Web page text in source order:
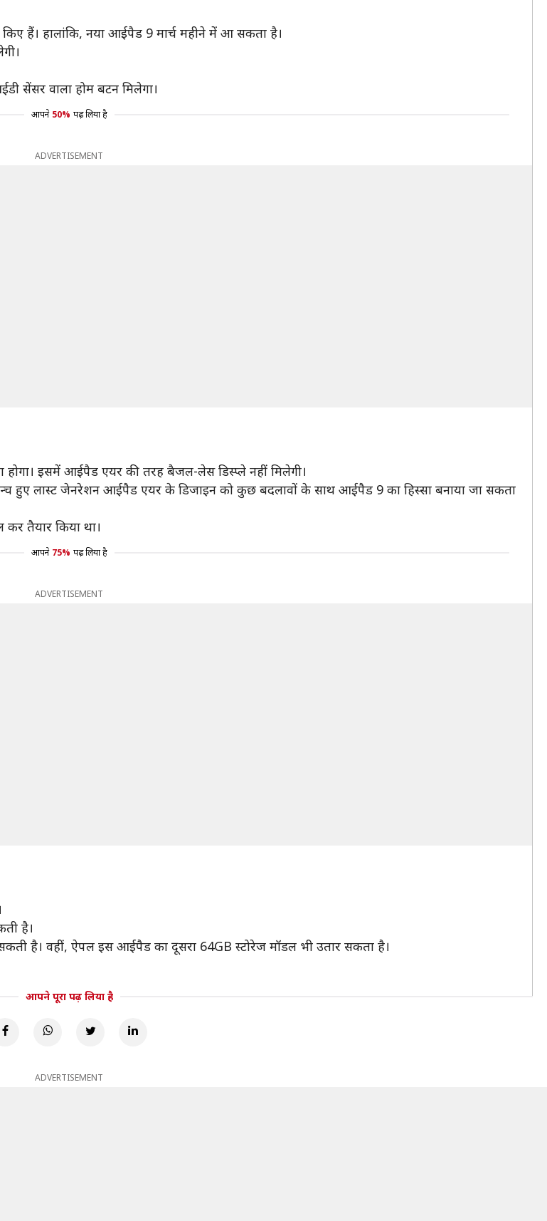
हैं। हालांकि, नया आईपैड 9 मार्च महीने में आ सकता है।
सेंसर वाला होम बटन मिलेगा।
आपने 50% पढ़ लिया है
ADVERTISEMENT
इसमें आईपैड एयर की तरह बैजल-लेस डिस्प्ले नहीं मिलेगी।
हुए लास्ट जेनरेशन आईपैड एयर के डिजाइन को कुछ बदलावों के साथ आईपैड 9 का हिस्सा बनाया जा सकता
तैयार किया था।
आपने 75% पढ़ लिया है
ADVERTISEMENT
है।
है। वहीं, ऐपल इस आईपैड का दूसरा 64GB स्टोरेज मॉडल भी उतार सकता है।
आपने पूरा पढ़ लिया है
ADVERTISEMENT